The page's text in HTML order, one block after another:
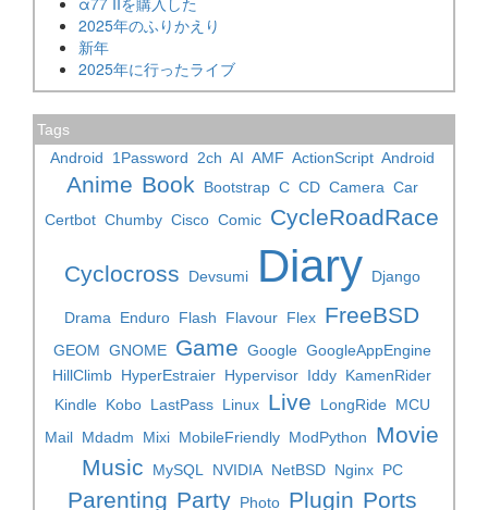
2025年のふりかえり
新年
2025年に行ったライブ
Tags
Android
1Password 2ch AI AMF ActionScript Android
Anime Book Bootstrap C CD Camera Car
Certbot Chumby Cisco Comic CycleRoadRace
Cyclocross Devsumi Diary Django
Drama Enduro Flash Flavour Flex FreeBSD
GEOM GNOME Game Google GoogleAppEngine
HillClimb HyperEstraier Hypervisor Iddy KamenRider
Kindle Kobo LastPass Linux Live LongRide MCU
Mail Mdadm Mixi MobileFriendly ModPython
Movie
Music
MySQL NVIDIA NetBSD Nginx PC
Parenting Party Photo Plugin Ports